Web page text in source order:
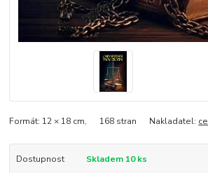
Formát: 12 × 18 cm, 168 stran Nakladatel:
Dostupnost Skladem 10 ks